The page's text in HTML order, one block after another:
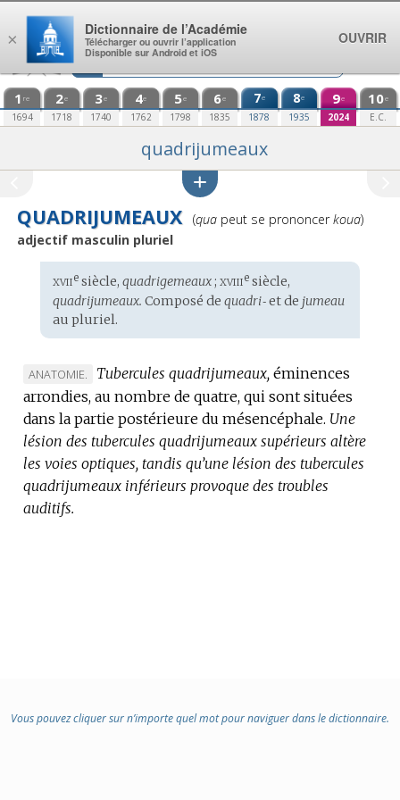
Aller au contenu
1 re
1694
2e
1718
3e
1740
4e
1762
5e
1798
6e
1835
7e
1878
8e
1935
9e
2024
10e
E.C.
quadrijumeaux
QUADRIJUMEAUX
Prononciation
(quapeut se prononcerkoua)
adjectif masculin pluriel
Étymologie
:
xviiesiècle, quadrigemeaux; xviiiesiècle,
quadrijumeaux. Composé de quadri‑et de jumeau
au pluriel.
MARQUE
DE
DOMAINE
:
ANATOMIE. Tubercules quadrijumeaux, éminences
arrondies, au nombre de quatre, qui sont situées
dans la partie postérieure du mésencéphale. Une
lésion des tubercules quadrijumeaux supérieurs altère
les voies optiques, tandis qu’une lésion des tubercules
quadrijumeaux inférieurs provoque des troubles
auditifs.
Vous pouvez cliquer sur n’importe quel mot pour naviguer dans le dictionnaire.
×
Dictionnaire de l’Académie
Télécharger ou ouvrir l’application
Disponible sur Android et iOS
OUVRIR